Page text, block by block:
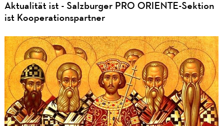
Aktualität ist - Salzburger PRO ORIENTE-Sektion
ist Kooperationspartner